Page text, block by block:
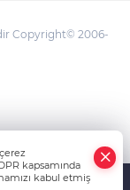
Copyright© 2006-
kapsamında
kabul etmiş